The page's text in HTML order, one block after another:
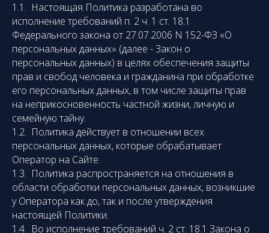
1.1. Настоящая Политика разработана во
исполнение требований п. 2 ч. 1 ст. 18.1
Федерального закона от 27.07.2006 N 152-ФЗ «О
персональных данных» (далее - Закон о
персональных данных) в целях обеспечения защиты
прав и свобод человека и гражданина при обработке
его персональных данных, в том числе защиты прав
на неприкосновенность частной жизни, личную и
семейную тайну.
1.2. Политика действует в отношении всех
персональных данных, которые обрабатывает
Оператор на Сайте.
1.3. Политика распространяется на отношения в
области обработки персональных данных, возникшие
у Оператора как до, так и после утверждения
настоящей Политики.
1.4. Во исполнение требований ч. 2 ст. 18.1 Закона о